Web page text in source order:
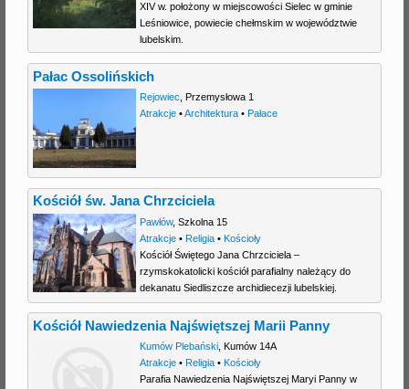
XIV w. położony w miejscowości Sielec w gminie
Leśniowice, powiecie chełmskim w województwie
lubelskim.
Pałac Ossolińskich
Rejowiec
Przemysłowa 1
Atrakcje•Architektura• Pałace
Kościół św. Jana Chrzciciela
Pawłów, Szkolna 15
Atrakcje• Religia• Kościoły
Kościół Świętego Jana Chrzciciela –
rzymskokatolicki kościół parafialny należący do
dekanatu Siedliszcze archidiecezji lubelskiej.
Kościół Nawiedzenia Najświętszej Marii Panny
Kumów Plebański, Kumów 14A
Atrakcje• Religia• Kościoły
Parafia Nawiedzenia Najświętszej Maryi Panny w